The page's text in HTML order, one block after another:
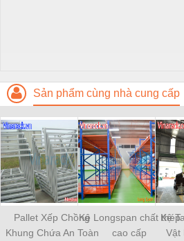
Sản phẩm cùng nhà cung cấp
Pallet Xếp Chồng
Khung Chứa An Toàn
Kệ Longspan chất thép
cao cấp
Kệ
Vật